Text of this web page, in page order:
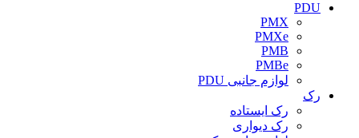
PDU
PMX
PMXe
PMB
PMBe
لوازم جانبی PDU
رک
رک ایستاده
رک دیواری